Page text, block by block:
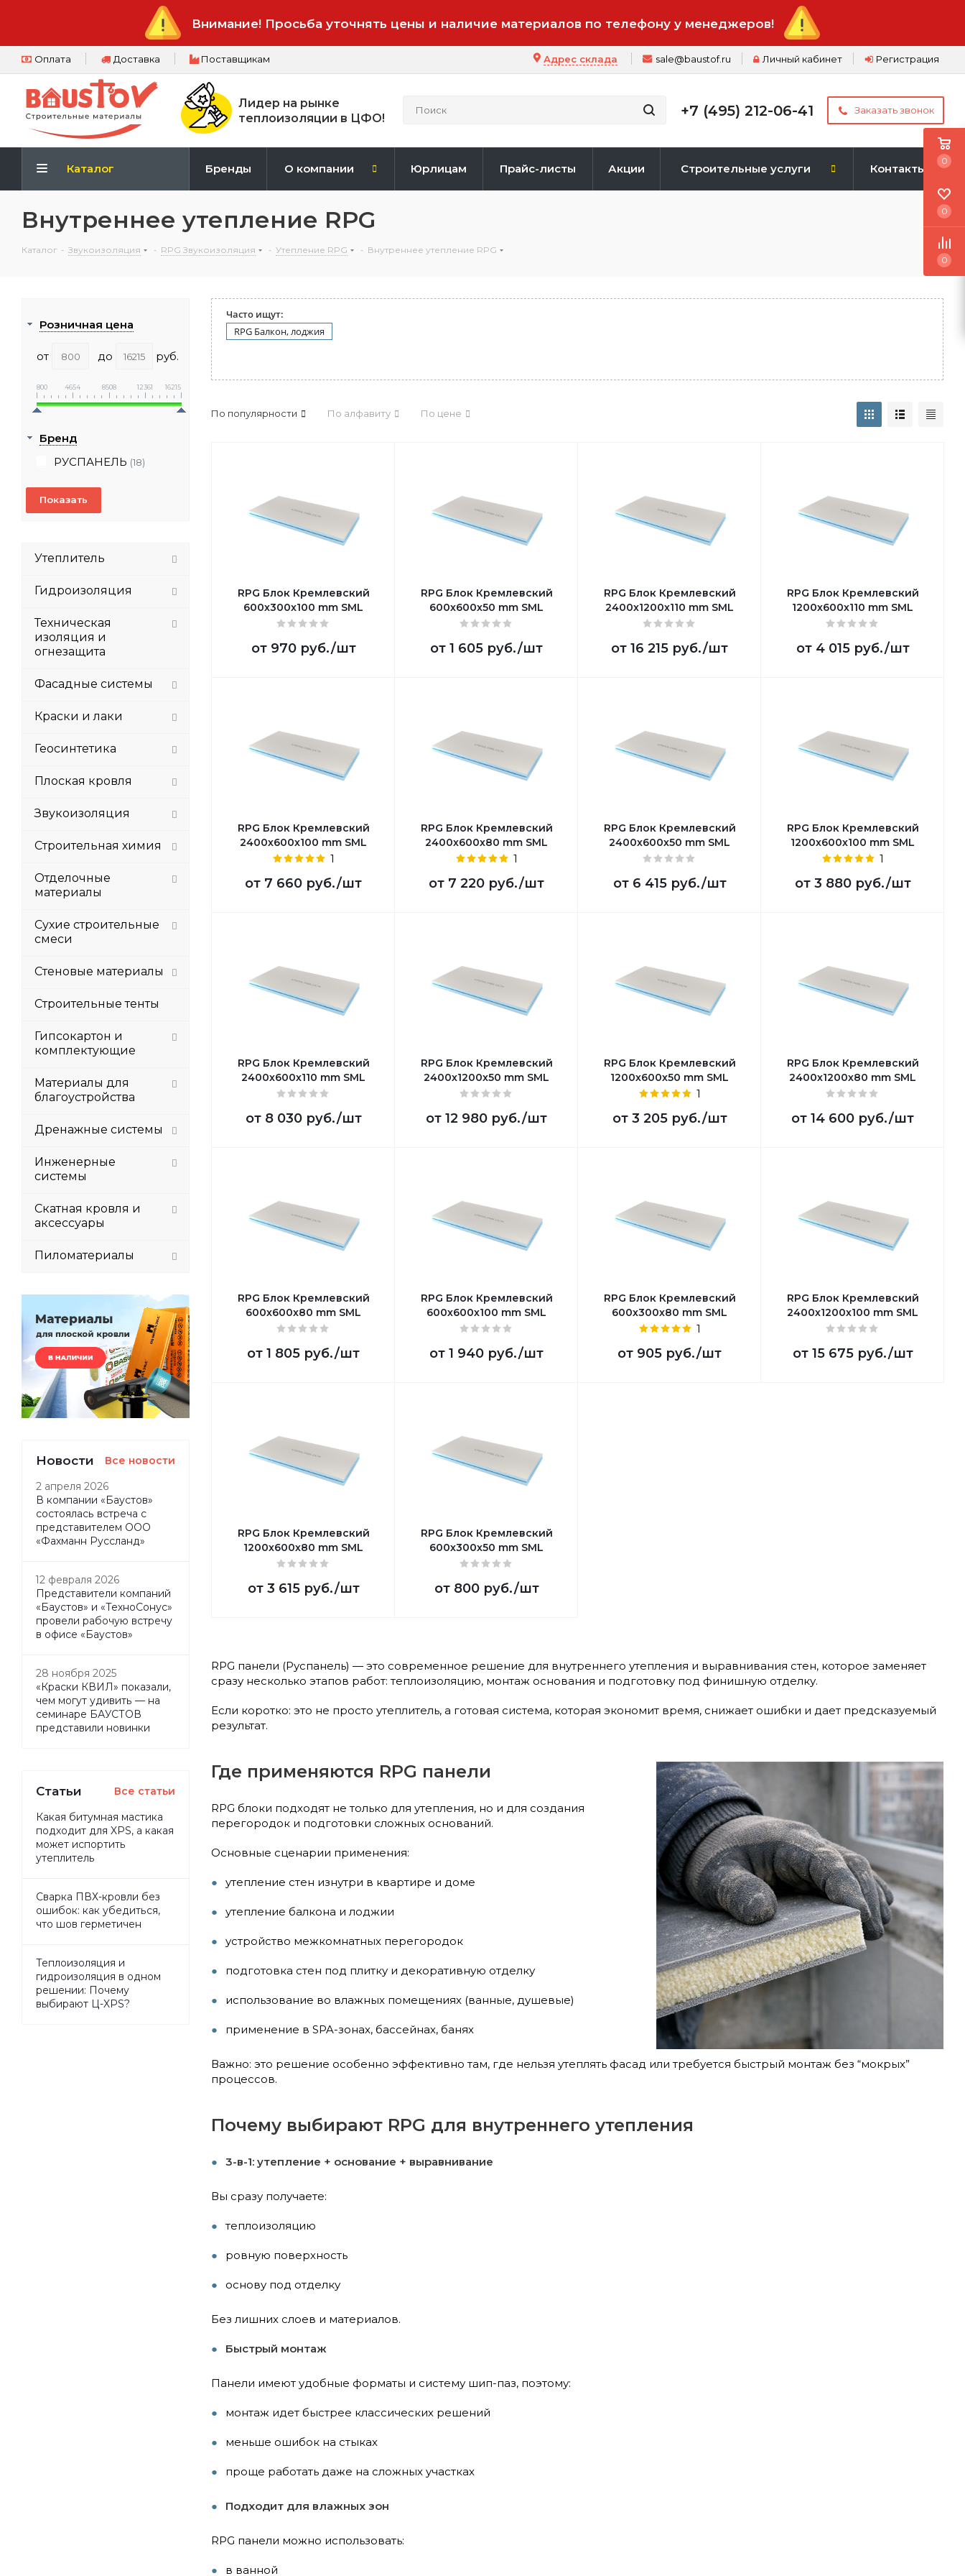
Внимание! Просьба уточнять цены и наличие материалов по телефону у менеджеров!
Оплата Доставка Поставщикам Регистрация
Личный кабинет
sale@baustof.ru
Адрес склада
Лидер на рынке
теплоизоляции в ЦФО!
+7 (495) 212-06-41 Заказать звонок
Каталог Бренды О компании Юрлицам Прайс-листы Акции Строительные услуги Контакты
Внутреннее утепление RPG
Каталог - Звукоизоляция - RPG Звукоизоляция - Утепление RPG - Внутреннее утепление RPG
Часто ищут:
RPG Балкон, лоджия
По популярности По алфавиту По цене
RPG Блок Кремлевский
600х300х100 mm SML
от 970 руб./шт
RPG Блок Кремлевский
600х600х50 mm SML
от 1 605 руб./шт
RPG Блок Кремлевский
2400х1200х110 mm SML
от 16 215 руб./шт
RPG Блок Кремлевский
1200х600х110 mm SML
от 4 015 руб./шт
RPG Блок Кремлевский
2400х600х100 mm SML
1
от 7 660 руб./шт
RPG Блок Кремлевский
2400х600х80 mm SML
1
от 7 220 руб./шт
RPG Блок Кремлевский
2400х600х50 mm SML
от 6 415 руб./шт
RPG Блок Кремлевский
1200х600х100 mm SML
1
от 3 880 руб./шт
RPG Блок Кремлевский
2400х600х110 mm SML
от 8 030 руб./шт
RPG Блок Кремлевский
2400х1200х50 mm SML
от 12 980 руб./шт
RPG Блок Кремлевский
1200х600х50 mm SML
1
от 3 205 руб./шт
RPG Блок Кремлевский
2400х1200х80 mm SML
от 14 600 руб./шт
RPG Блок Кремлевский
600х600х80 mm SML
от 1 805 руб./шт
RPG Блок Кремлевский
600х600х100 mm SML
от 1 940 руб./шт
RPG Блок Кремлевский
600х300х80 mm SML
1
от 905 руб./шт
RPG Блок Кремлевский
2400х1200х100 mm SML
от 15 675 руб./шт
RPG Блок Кремлевский
1200х600х80 mm SML
от 3 615 руб./шт
RPG Блок Кремлевский
600х300х50 mm SML
от 800 руб./шт
RPG панели (Руспанель) — это современное решение для внутреннего утепления и выравнивания стен, которое заменяет
сразу несколько этапов работ: теплоизоляцию, монтаж основания и подготовку под финишную отделку.
Если коротко: это не просто утеплитель, а готовая система, которая экономит время, снижает ошибки и дает предсказуемый
результат.
Где применяются RPG панели
RPG блоки подходят не только для утепления, но и для создания
перегородок и подготовки сложных оснований.
Основные сценарии применения:
утепление стен изнутри в квартире и доме
утепление балкона и лоджии
устройство межкомнатных перегородок
подготовка стен под плитку и декоративную отделку
использование во влажных помещениях (ванные, душевые)
применение в SPA-зонах, бассейнах, банях
Важно: это решение особенно эффективно там, где нельзя утеплять фасад или требуется быстрый монтаж без “мокрых”
процессов.
Почему выбирают RPG для внутреннего утепления
3-в-1: утепление + основание + выравнивание
Вы сразу получаете:
теплоизоляцию
ровную поверхность
основу под отделку
Без лишних слоев и материалов.
Быстрый монтаж
Панели имеют удобные форматы и систему шип-паз, поэтому:
монтаж идет быстрее классических решений
меньше ошибок на стыках
проще работать даже на сложных участках
Подходит для влажных зон
RPG панели можно использовать:
в ванной
Розничная цена
от до руб.
800 4654 8508 12361 16215
Бренд
РУСПАНЕЛЬ (18)
Утеплитель
Гидроизоляция
Техническая
изоляция и
огнезащита
Фасадные системы
Краски и лаки
Геосинтетика
Плоская кровля
Звукоизоляция
Строительная химия
Отделочные
материалы
Сухие строительные
смеси
Стеновые материалы
Строительные тенты
Гипсокартон и
комплектующие
Материалы для
благоустройства
Дренажные системы
Инженерные
системы
Скатная кровля и
аксессуары
Пиломатериалы
Новости Все новости
2 апреля 2026
В компании «Баустов»
состоялась встреча с
представителем ООО
«Фахманн Руссланд»
12 февраля 2026
Представители компаний
«Баустов» и «ТехноСонус»
провели рабочую встречу
в офисе «Баустов»
28 ноября 2025
«Краски КВИЛ» показали,
чем могут удивить — на
семинаре БАУСТОВ
представили новинки
Статьи Все статьи
Какая битумная мастика
подходит для XPS, а какая
может испортить
утеплитель
Сварка ПВХ-кровли без
ошибок: как убедиться,
что шов герметичен
Теплоизоляция и
гидроизоляция в одном
решении: Почему
выбирают Ц-XPS?
0
0
0